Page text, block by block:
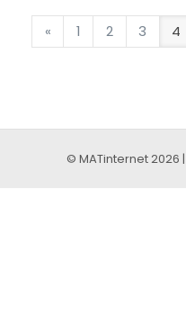
« 1 2 3 4
© MATinternet 2026